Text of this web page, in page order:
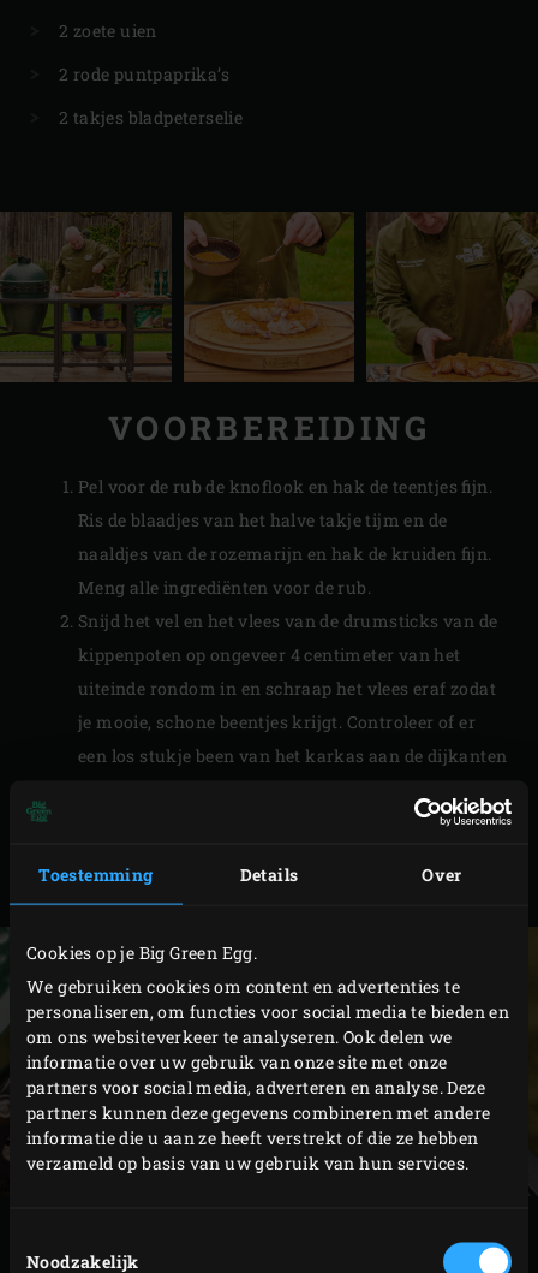
Toestemming Details Over
Cookies op je Big Green Egg.
We gebruiken cookies om content en advertenties te
personaliseren, om functies voor social media te bieden en
om ons websiteverkeer te analyseren. Ook delen we
informatie over uw gebruik van onze site met onze
partners voor social media, adverteren en analyse. Deze
partners kunnen deze gegevens combineren met andere
informatie die u aan ze heeft verstrekt of die ze hebben
verzameld op basis van uw gebruik van hun services.
Noodzakelijk
2 zoete uien
2 rode puntpaprika’s
2 takjes bladpeterselie
VOORBEREIDING
Pel voor de rub de knoflook en hak de teentjes fijn.
Ris de blaadjes van het halve takje tijm en de
naaldjes van de rozemarijn en hak de kruiden fijn.
Meng alle ingrediënten voor de rub.
Snijd het vel en het vlees van de drumsticks van de
kippenpoten op ongeveer 4 centimeter van het
uiteinde rondom in en schraap het vlees eraf zodat
je mooie, schone beentjes krijgt. Controleer of er
een los stukje been van het karkas aan de dijkanten
Wrijf de kippenpoten in met de olijfolie en bestrooi
1 uur afgedekt in de koelkast.